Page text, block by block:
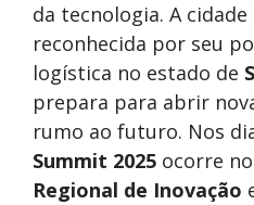
da tecnologia. A cidade
reconhecida por seu
logística no estado de
prepara para abrir
rumo ao futuro. Nos
Summit 2025 ocorre no
Regional de Inovação